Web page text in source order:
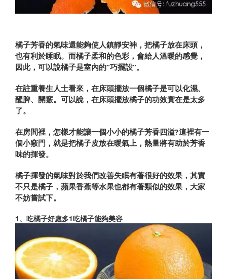
橘子芳香的氣味還能夠使人鎮靜安神，把橘子放在床頭，
也有利於睡眠。而橘子柔和的色彩，會給人溫暖的感覺，
因此，可以說橘子是室內的“巧擺設”。
在註重養生人士看來，在床頭擺放一個橘子是可以化濕、
醒脾、開竅。可以說，在床頭擺放橘子的功效實在是太多
了。
在房間裡，怎樣才能讓一個小小的橘子芳香四溢?這裡有一
個小竅門，就是把橘子皮放在暖氣上，熱量將有助於芳香
味的揮發。
橘子揮發的氣味對於我們改善失眠有著很好的效果，其實
不只是橘子，蘋果香蕉等水果也都有著類似的效果，大家
不妨嘗試下。
1、吃橘子好處多1吃橘子能夠美容